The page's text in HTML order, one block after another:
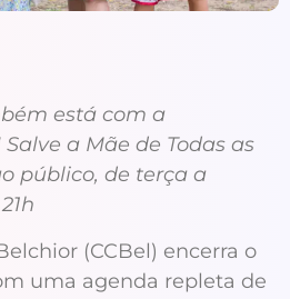
está com a
a Mãe de Todas as
público, de terça a
(CCBel) encerra o
uma agenda repleta de